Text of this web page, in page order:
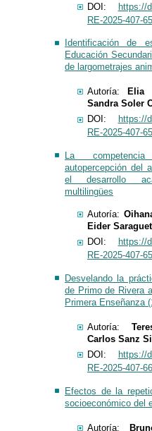
DOI:
https://
RE-2025-407-
Identificación de
Educación
de largometrajes
Autoría: Elia
Sandra Soler
DOI:
https://
RE-2025-407-
La
autopercepción del
el desarrollo
multilingües
​​​Autoría:
Eider
DOI:
https://
RE-2025-407-
Desvelando la
de Primo de Rivera
Primera Enseñanza
Autoría:
Carlos Sanz
DOI:
https://
RE-2025-407-
Efectos de la
socioeconómico del
​​​Autoría: